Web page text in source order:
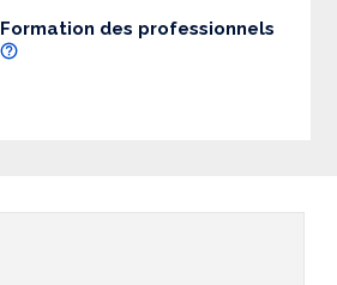
Formation des professionnels